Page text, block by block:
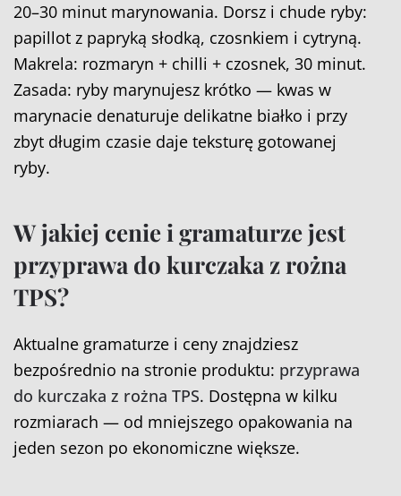
20–30 minut marynowania. Dorsz i chude ryby:
papillot z papryką słodką, czosnkiem i cytryną.
Makrela: rozmaryn + chilli + czosnek, 30 minut.
Zasada: ryby marynujesz krótko — kwas w
marynacie denaturuje delikatne białko i przy
zbyt długim czasie daje teksturę gotowanej
ryby.
W jakiej cenie i gramaturze jest
przyprawa do kurczaka z rożna
TPS?
Aktualne gramaturze i ceny znajdziesz
bezpośrednio na stronie produktu: przyprawa
do kurczaka z rożna TPS. Dostępna w kilku
rozmiarach — od mniejszego opakowania na
jeden sezon po ekonomiczne większe.